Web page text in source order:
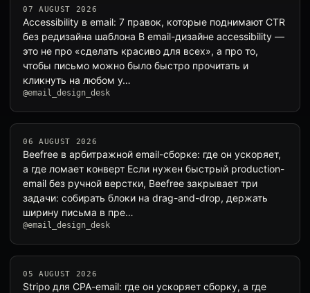
07 AUGUST 2026
Accessibility в email: 7 правок, которые поднимают CTR
без редизайна шаблона В email-дизайне accessibility —
это не про «сделать красиво для всех», а про то,
чтобы письмо можно было быстро прочитать и
кликнуть на любом у…
@email_design_desk
06 AUGUST 2026
Beefree в арбитражной email-сборке: где он ускоряет,
а где ломает конверт Если нужен быстрый production-
email без ручной верстки, Beefree закрывает три
задачи: собирать блоки на drag-and-drop, держать
ширину письма в пре…
@email_design_desk
05 AUGUST 2026
Stripo для CPA-email: где он ускоряет сборку, а где